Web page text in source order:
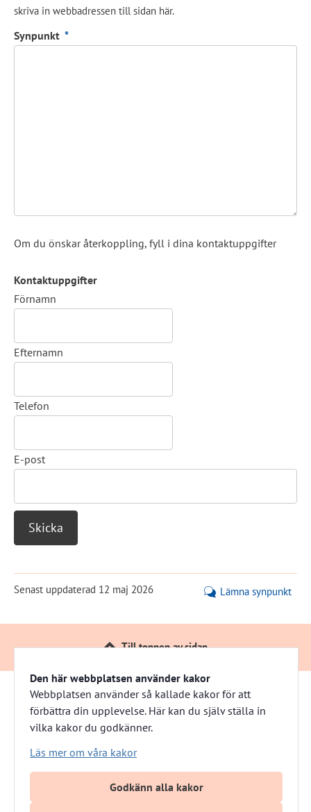
Den här webbplatsen använder kakor
Webbplatsen använder så kallade kakor för att
förbättra din upplevelse. Här kan du själv ställa in
vilka kakor du godkänner.
Läs mer om våra kakor
Godkänn alla kakor
skriva in webbadressen till sidan här.
Synpunkt *(obligatorisk)
Om du önskar återkoppling, fyll i dina kontaktuppgifter
Kontaktuppgifter
Kontaktuppgifter
Förnamn
Efternamn
Telefon
E-post
Senast uppdaterad 12 maj 2026 Lämna synpunkt
Till toppen av sidan
Härnösandshus
Växel: 0611-882 00
E-post: info@harnosandshus.se